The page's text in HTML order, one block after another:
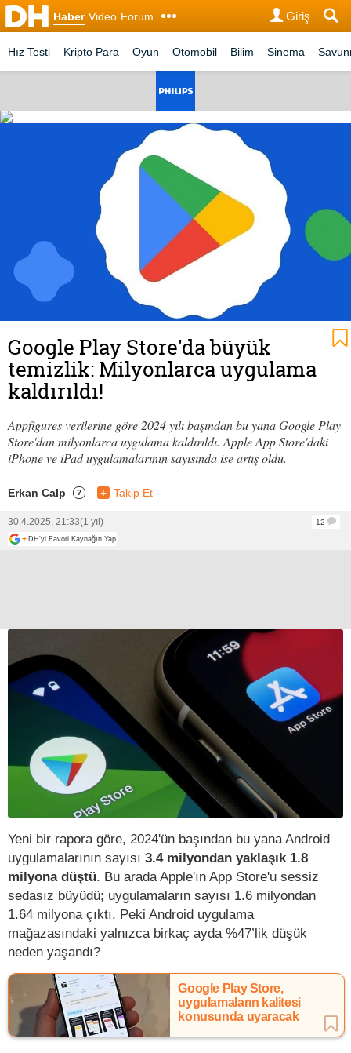
Haber Video Forum Giriş
Hız Testi Kripto Para Oyun Otomobil Bilim Sinema
Google Play Store'da büyük
temizlik: Milyonlarca uygulama
kaldırıldı!
Appfigures verilerine göre 2024 yılı başından bu yana Google Play
Store'dan milyonlarca uygulama kaldırıldı. Apple App Store'daki
iPhone ve iPad uygulamalarının sayısında ise artış oldu.
Erkan Calp ? + Takip Et
30.4.2025, 21:33(1 yıl)
12
+ DH'yi Favori Kaynağın Yap
Yeni bir rapora göre, 2024'ün başından bu yana Android
uygulamalarının sayısı 3.4 milyondan yaklaşık 1.8
milyona düştü. Bu arada Apple'ın App Store'u sessiz
sedasız büyüdü; uygulamaların sayısı 1.6 milyondan
1.64 milyona çıktı. Peki Android uygulama
mağazasındaki yalnızca birkaç ayda %47’lik düşük
neden yaşandı?
Google Play Store,
uygulamaların kalitesi
konusunda uyaracak